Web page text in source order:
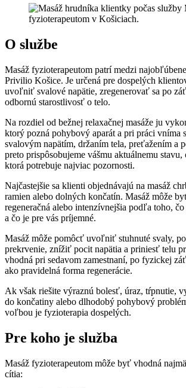
O službe
Masáž fyzioterapeutom patrí medzi
Privilio Košice. Je určená pre dospelých
uvoľniť svalové napätie, zregenerovať sa po
odbornú starostlivosť o telo.
Na rozdiel od bežnej relaxačnej masáže ju
ktorý pozná pohybový aparát a pri práci vníma
svalovým napätím, držaním tela, preťažením a
preto prispôsobujeme vášmu aktuálnemu
ktorá potrebuje najviac pozornosti.
Najčastejšie sa klienti objednávajú na masáž
ramien alebo dolných končatín. Masáž môže
regeneračná alebo intenzívnejšia podľa toho,
a čo je pre vás príjemné.
Masáž môže pomôcť uvoľniť stuhnuté svaly,
prekrvenie, znížiť pocit napätia a priniesť telu
vhodná pri sedavom zamestnaní, po fyzickej
ako pravidelná forma regenerácie.
Ak však riešite výraznú bolesť, úraz, tŕpnutie,
do končatiny alebo dlhodobý pohybový
voľbou je fyzioterapia dospelých.
Pre koho je služba
Masáž fyzioterapeutom môže byť vhodná
cítia: